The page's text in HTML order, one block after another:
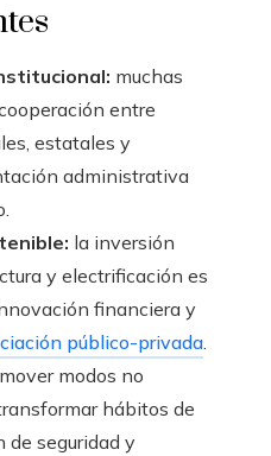
muchas
entre
estatales y
administrativa
la inversión
y electrificación es
financiera y
público-privada.
modos no
hábitos de
de seguridad y